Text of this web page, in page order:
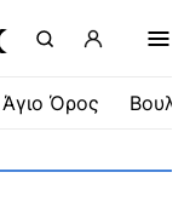
Άγιο Όρος